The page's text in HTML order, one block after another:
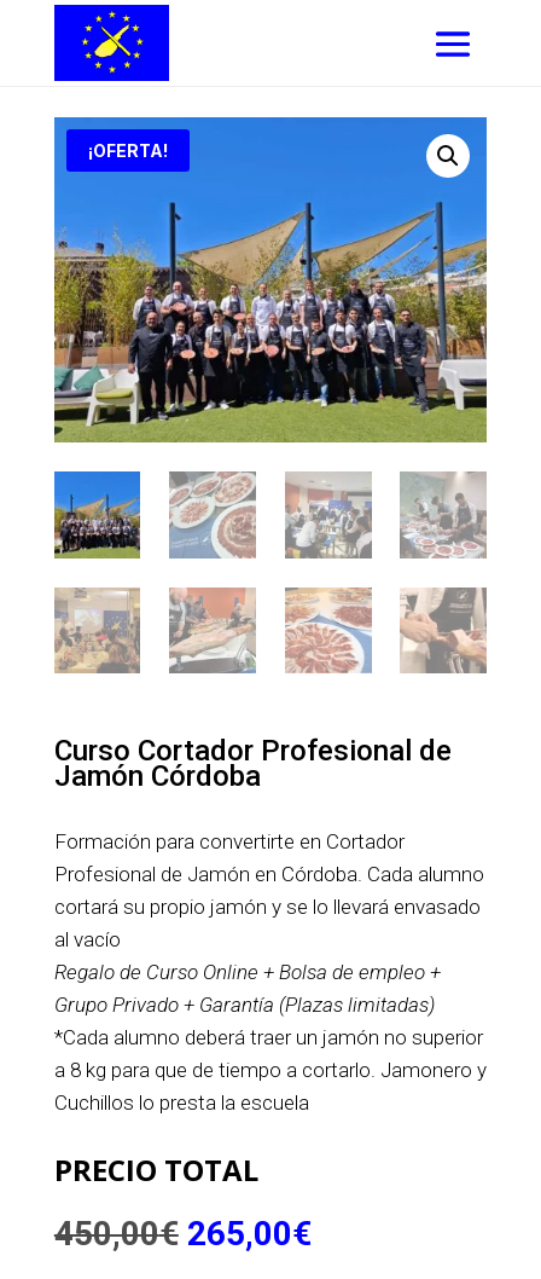
¡OFERTA!
Curso Cortador Profesional de
Jamón Córdoba
Formación para convertirte en Cortador
Profesional de Jamón en Córdoba. Cada alumno
cortará su propio jamón y se lo llevará envasado
al vacío
Regalo de Curso Online + Bolsa de empleo +
Grupo Privado + Garantía (Plazas limitadas)
*Cada alumno deberá traer un jamón no superior
a 8 kg para que de tiempo a cortarlo. Jamonero y
Cuchillos lo presta la escuela
PRECIO TOTAL
450,00€ El
precio
265,00€El